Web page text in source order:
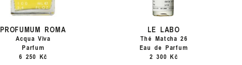
PROFUMUM ROMA
Acqua Viva
Parfum
6 250 Kč
LE LABO
Thé Matcha 26
Eau de Parfum
2 300 Kč